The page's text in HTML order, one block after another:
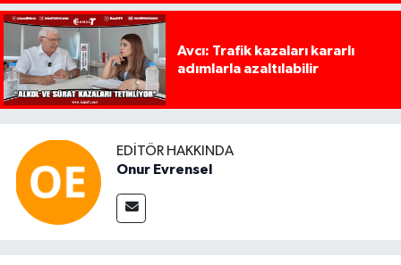
Avcı: Trafik kazaları kararlı
adımlarla azaltılabilir
EDITÖR HAKKINDA
Onur Evrensel